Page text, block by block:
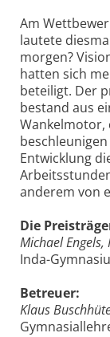
Am
lautete
morgen?
hatten sich
beteiligt. Der
bestand aus
Wankelmotor,
Entwicklung
anderem von
Die
Michael
Inda-
Betreuer:
Klaus